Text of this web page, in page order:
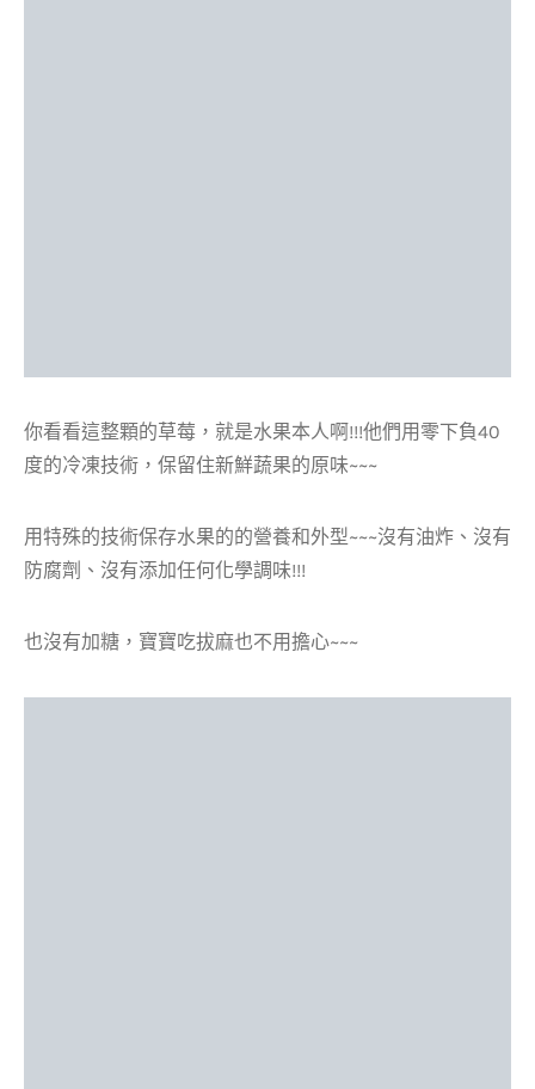
你看看這整顆的草莓，就是水果本人啊!!!他們用零下負40
度的冷凍技術，保留住新鮮蔬果的原味~~~
用特殊的技術保存水果的的營養和外型~~~沒有油炸、沒有
防腐劑、沒有添加任何化學調味!!!
也沒有加糖，寶寶吃拔麻也不用擔心~~~